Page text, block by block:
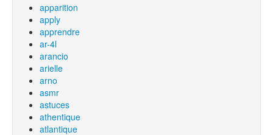
apparition
apply
apprendre
ar-4l
arancio
arielle
arno
asmr
astuces
athentique
atlantique